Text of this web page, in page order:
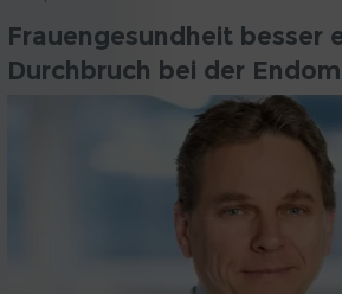
Frauengesundheit besser
Durchbruch bei der